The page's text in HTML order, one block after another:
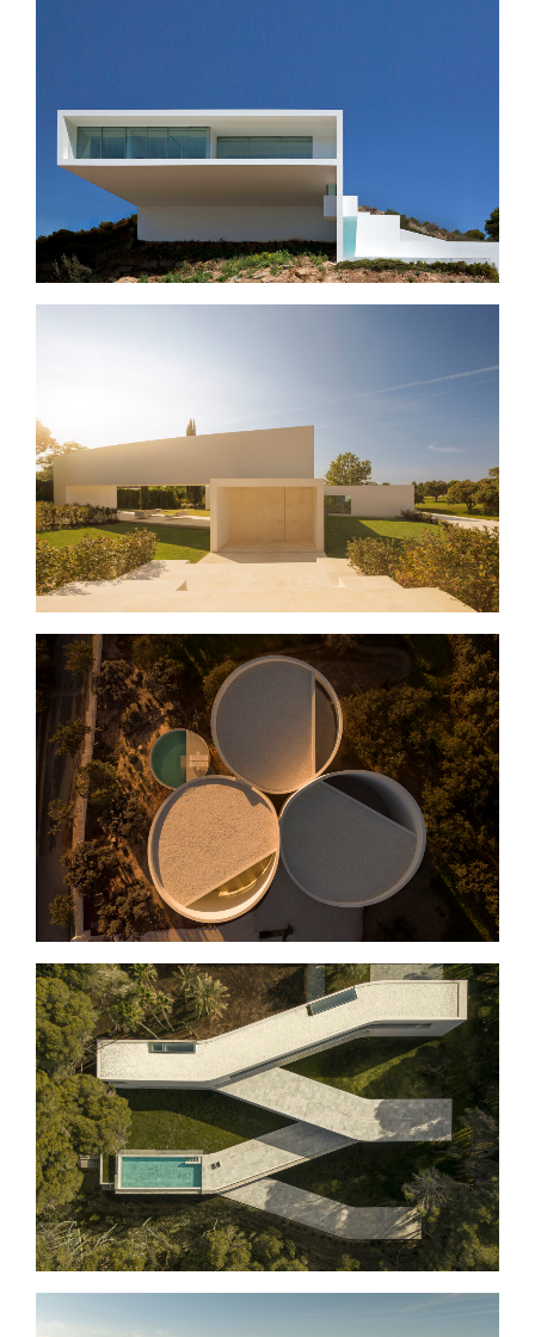
CASA DEL ACANTILADO
VILLA LAGO, LA MORALEJA
CASA EN LAS ROZAS
CASA SABATER